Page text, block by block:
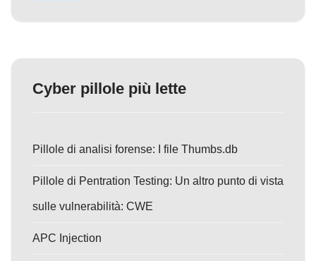
Cyber pillole più lette
Pillole di analisi forense: I file Thumbs.db
Pillole di Pentration Testing: Un altro punto di vista
sulle vulnerabilità: CWE
APC Injection